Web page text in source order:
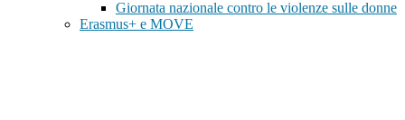
Giornata nazionale contro le violenze sulle donne
Erasmus+ e MOVE